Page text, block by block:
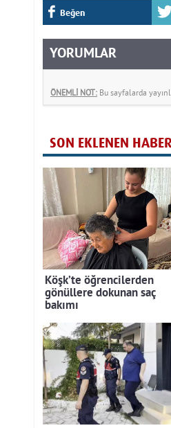
Beğen
YORUMLAR
ÖNEMLİ NOT: Bu sayfalarda
SON EKLENEN
Köşk’te öğrencilerden
gönüllere dokunan saç
bakımı